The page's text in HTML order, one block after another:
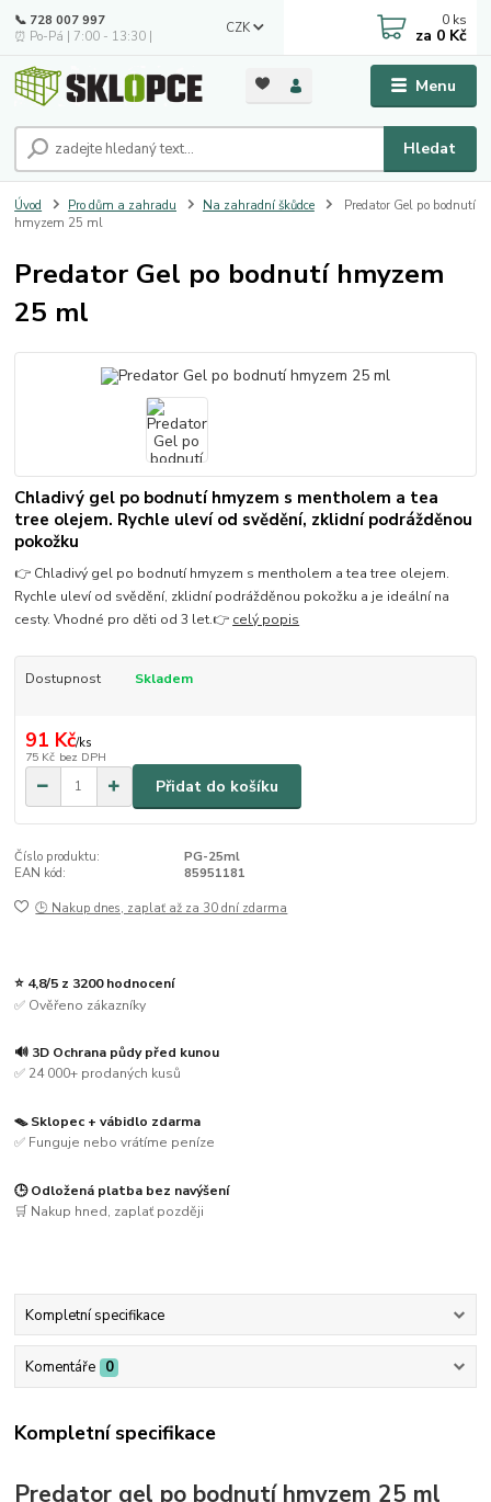
Menu
CZK
Hledat
📞 728 007 997
⏰ Po-Pá | 7:00 - 13:30 |
0 ks
za 0 Kč
Úvod Pro dům a zahradu Na zahradní škůdce
Predator Gel po bodnutí
hmyzem 25 ml
Predator Gel po bodnutí hmyzem
25 ml
Chladivý gel po bodnutí hmyzem s mentholem a tea
tree olejem. Rychle uleví od svědění, zklidní podrážděnou
pokožku
👉 Chladivý gel po bodnutí hmyzem s mentholem a tea tree olejem.
Rychle uleví od svědění, zklidní podrážděnou pokožku a je ideální na
cesty. Vhodné pro děti od 3 let.👉 celý popis
Dostupnost Skladem
91 Kč/ks
75 Kč bez DPH
Přidat do košíku
Číslo produktu:
PG-25ml
EAN kód:
85951181
🕒 Nakup dnes, zaplať až za 30 dní zdarma
⭐ 4,8/5 z 3200 hodnocení
✅ Ověřeno zákazníky
🔊 3D Ochrana půdy před kunou
✅ 24 000+ prodaných kusů
🪤 Sklopec + vábidlo zdarma
✅ Funguje nebo vrátíme peníze
🕒 Odložená platba bez navýšení
🛒 Nakup hned, zaplať později
Kompletní specifikace
Komentáře 0
Kompletní specifikace
Predator gel po bodnutí hmyzem 25 ml